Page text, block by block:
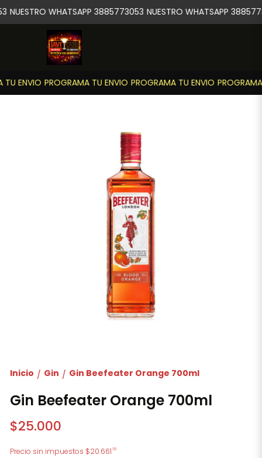
ENVIO PROGRAMA TU ENVIO PROGRAMA TU ENVIO PROGRAMA
NUESTRO WHATSAPP 3885773053 NUESTRO WHATSAPP
Inicio / Gin / Gin Beefeater Orange 700ml
Gin Beefeater Orange 700ml
$25.000
Precio sin impuestos $20.66116